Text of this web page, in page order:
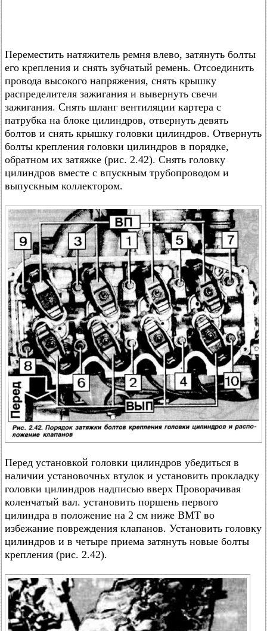
Переместить натяжитель ремня влево, затянуть болты
его крепления и снять зубчатый ремень. Отсоединить
провода высокого напряжения, снять крышку
распределителя зажигания и вывернуть свечи
зажигания. Снять шланг вентиляции картера с
патрубка на блоке цилиндров, отвернуть девять
болтов и снять крышку головки цилиндров. Отвернуть
болты крепления головки цилиндров в порядке,
обратном их затяжке (рис. 2.42). Снять головку
цилиндров вместе с впускным трубопроводом и
выпускным коллектором.
Перед установкой головки цилиндров убедиться в
наличии установочньх втулок и установить прокладку
головки цилиндров надписью вверх Проворачивая
коленчатый вал. установить поршень первого
цилиндра в положение на 2 см ниже ВМТ во
избежание повреждения клапанов. Установить головку
цилиндров и в четыре приема затянуть новые болты
крепления (рис. 2.42).